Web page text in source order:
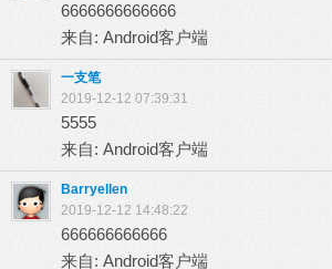
6666666666666
来自: Android客户端
一支笔
2019-12-12 07:39:31
5555
来自: Android客户端
Barryellen
2019-12-12 14:48:22
666666666666
来自: Android客户端